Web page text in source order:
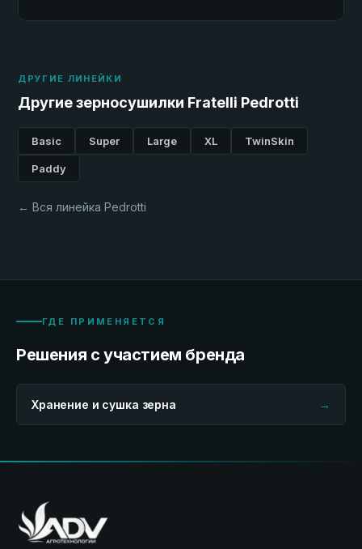
ДРУГИЕ ЛИНЕЙКИ
Другие зерносушилки Fratelli Pedrotti
Basic Super Large XL TwinSkin
Paddy
← Вся линейка Pedrotti
ГДЕ ПРИМЕНЯЕТСЯ
Решения с участием бренда
Хранение и сушка зерна →